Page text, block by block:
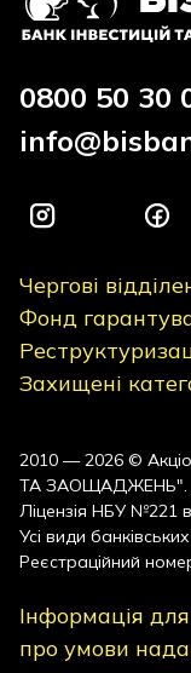
0800 50 30
Чергові
Фонд
Захищені
2010 — 2026 ©
ТА ЗАОЩАДЖЕНЬ".
Ліцензія НБУ №221
Усі види
Реєстраційний
Інформація
про умови